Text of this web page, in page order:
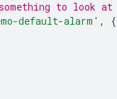
to look at
default-alarm' ,
{